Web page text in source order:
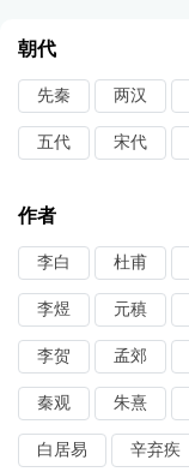
朝代
先秦 两汉
五代 宋代
作者
李白 杜甫
李煜 元稹
李贺 孟郊
秦观 朱熹
白居易 辛弃疾